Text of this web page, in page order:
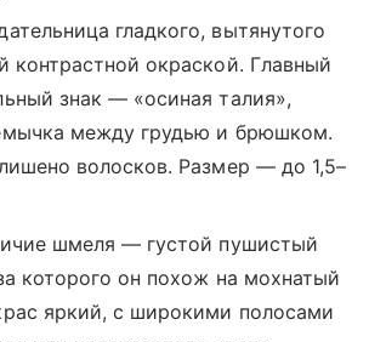
гладкого, вытянутого
контрастной окраской. Главный
знак — «осиная талия»,
между грудью и брюшком.
волосков. Размер — до 1,5–
шмеля — густой пушистый
которого он похож на мохнатый
яркий, с широкими полосами